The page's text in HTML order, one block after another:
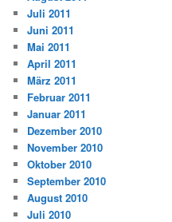
Juli 2011
Juni 2011
Mai 2011
April 2011
März 2011
Februar 2011
Januar 2011
Dezember 2010
November 2010
Oktober 2010
September 2010
August 2010
Juli 2010